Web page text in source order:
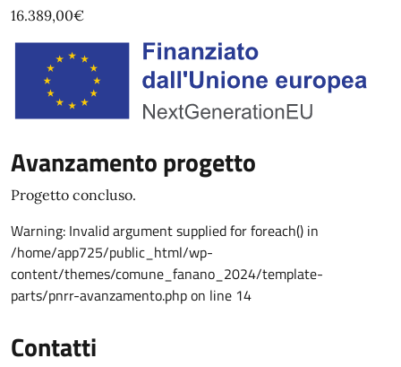
16.389,00€
Avanzamento progetto
Progetto concluso.
Warning: Invalid argument supplied for foreach() in
/home/app725/public_html/wp-
content/themes/comune_fanano_2024/template-
parts/pnrr-avanzamento.php on line 14
Contatti